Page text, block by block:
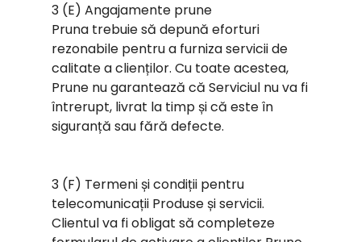
3 (E) Angajamente prune
Pruna trebuie să depună eforturi
rezonabile pentru a furniza servicii de
calitate a clienților. Cu toate acestea,
Prune nu garantează că Serviciul nu va fi
întrerupt, livrat la timp și că este în
siguranță sau fără defecte.
3 (F) Termeni și condiții pentru
telecomunicații Produse și servicii.
Clientul va fi obligat să completeze